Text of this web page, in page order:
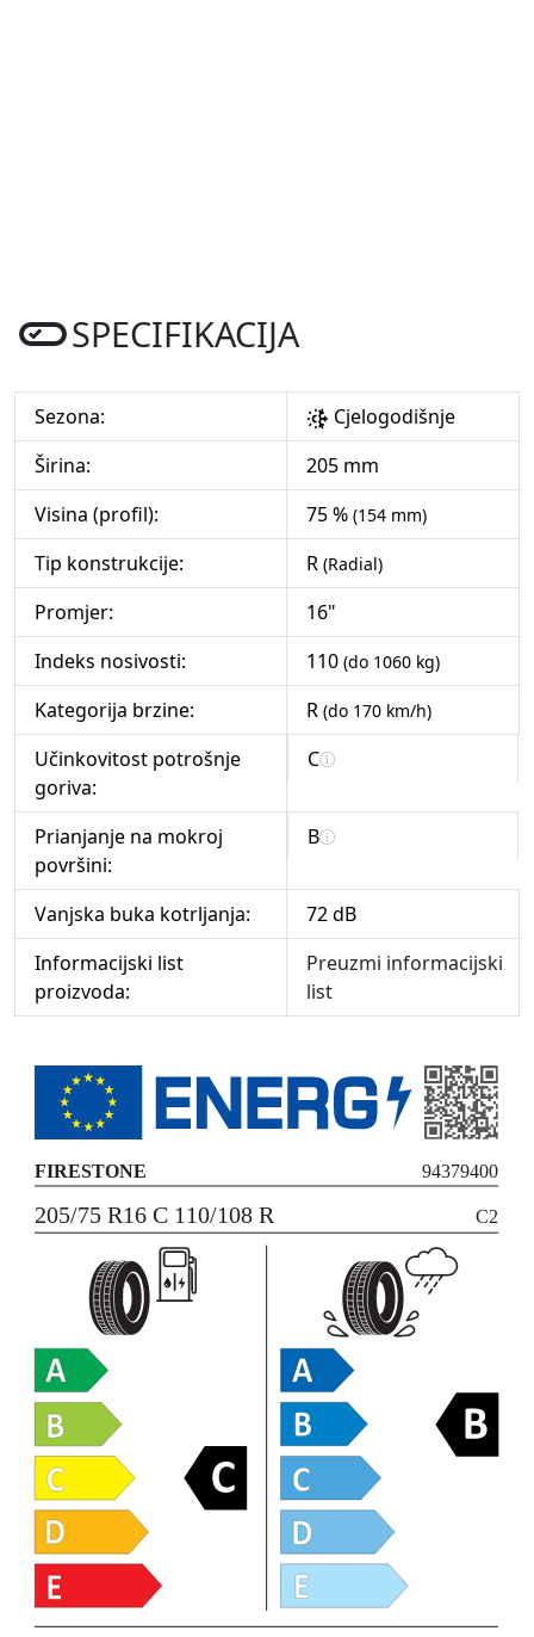
SPECIFIKACIJA
Sezona:
Cjelogodišnje
Širina:
205 mm
Visina (profil):
75 % (154 mm)
Tip konstrukcije: R (Radial)
Promjer:
16"
Indeks nosivosti:
110 (do 1060 kg)
Kategorija brzine: R (do 170 km/h)
Učinkovitost potrošnje
goriva:
C
Prianjanje na mokroj
površini:
B
Vanjska buka kotrljanja:
72 dB
Informacijski list
proizvoda:
Preuzmi informacijski
list